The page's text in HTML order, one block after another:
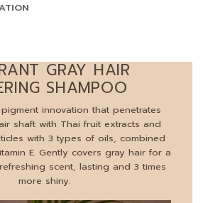
GRAY HAIR
SHAMPOO
innovation that penetrates
shaft with Thai fruit extracts and
with 3 types of oils, combined
E. Gently covers gray hair for a
scent, lasting and 3 times
more shiny.